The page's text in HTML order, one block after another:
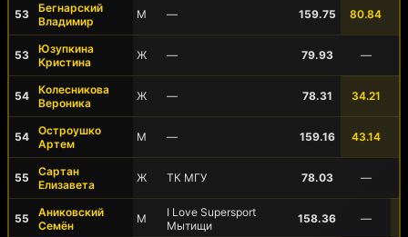
53
Бегнарский
Владимир
М — 159.75 80.84
53
Юзупкина
Кристина
Ж — 79.93 —
54
Колесникова
Вероника
Ж — 78.31 34.21
54
Остроушко
Артем
М — 159.16 43.14
55
Сартан
Елизавета
Ж ТК МГУ 78.03 —
55
Аниковский
Семён
М
I Love Supersport
Мытищи
158.36 —